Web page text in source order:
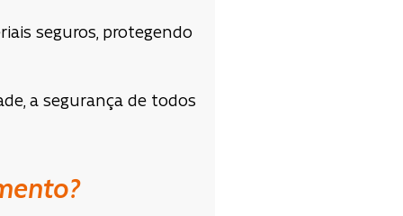
seguros, protegendo
a segurança de todos